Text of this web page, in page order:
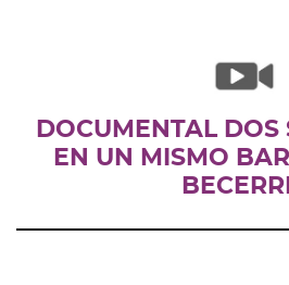
DOCUMENTAL DOS
EN UN MISMO